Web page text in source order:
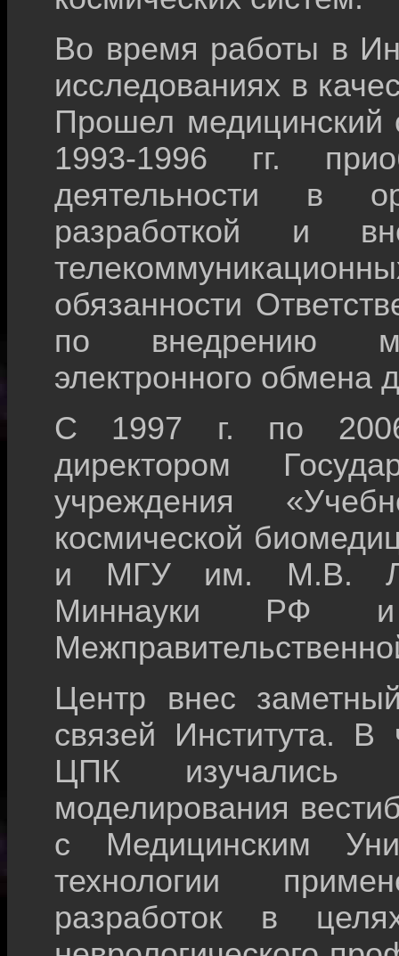
Во время работы в
исследованиях в
Прошел медицинский
1993-1996 гг.
деятельности в
разработкой и
обязанности
по внедрению
электронного обмена
С 1997 г. по 2006
директором
учреждения
космической
и МГУ им. М.В.
Миннауки РФ
Центр внес
связей Института. В
ЦПК изучались
моделирования
с Медицинским
технологии
разработок в